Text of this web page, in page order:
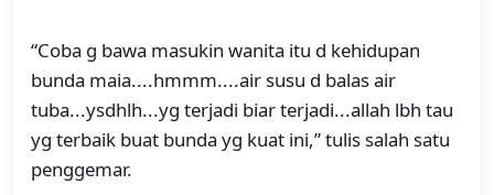
“Coba g bawa masukin wanita itu d kehidupan
bunda maia....hmmm....air susu d balas air
tuba...ysdhlh...yg terjadi biar terjadi...allah lbh tau
yg terbaik buat bunda yg kuat ini,” tulis salah satu
penggemar.